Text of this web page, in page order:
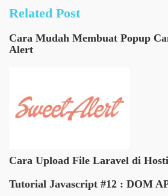
Related Post
Cara Mudah Membuat Popup
Alert
Cara Upload File Laravel di
Tutorial Javascript #12 : DOM